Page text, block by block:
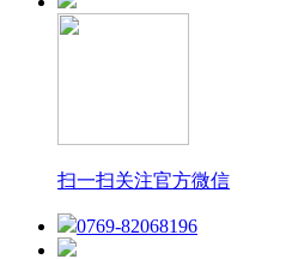
扫一扫关注官方微信
0769-82068196